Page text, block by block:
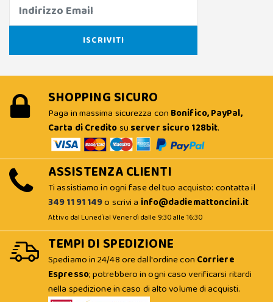
SHOPPING SICURO
Paga in massima sicurezza con Bonifico, PayPal,
Carta di Creditosu server sicuro 128bit.
ASSISTENZA CLIENTI
Ti assistiamo in ogni fase del tuo acquisto: contatta il
349 11 91 149o scrivi a info@dadiemattoncini.it
Attivo dal Lunedì al Venerdì dalle 9:30 alle 16:30
TEMPI DI SPEDIZIONE
Spediamo in 24/48 ore dall'ordine con Corriere
Espresso; potrebbero in ogni caso verificarsi ritardi
nella spedizione in caso di alto volume di acquisti.